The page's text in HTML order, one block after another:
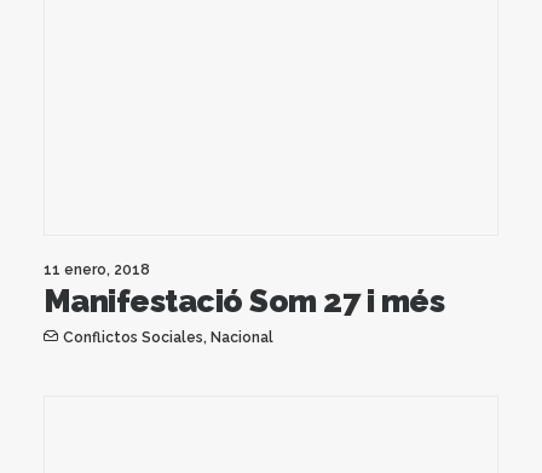
11 enero, 2018
Manifestació Som 27 i més
Conflictos Sociales, Nacional